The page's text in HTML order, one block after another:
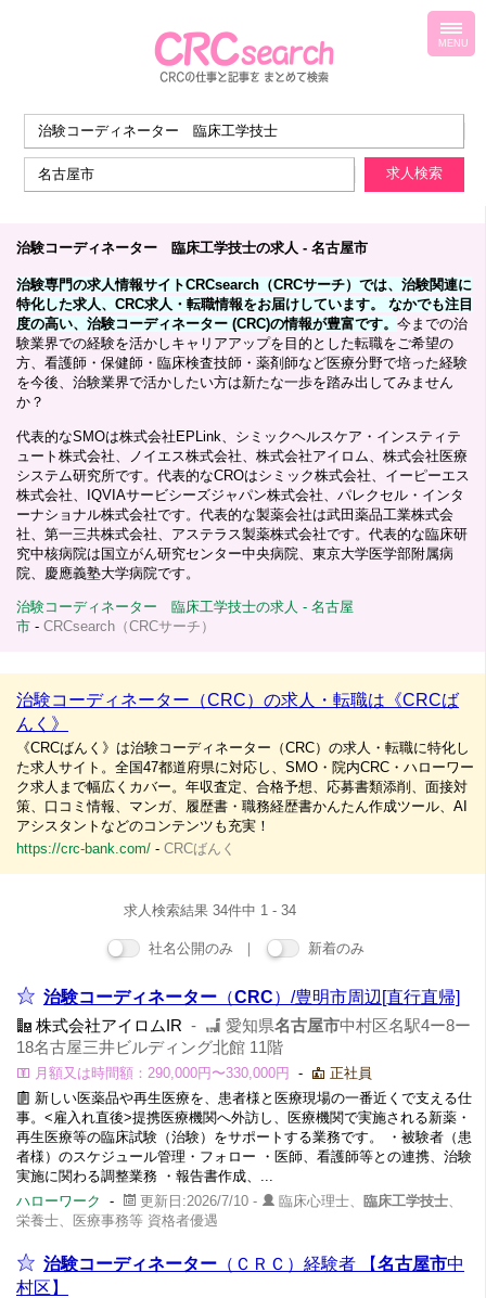
治験コーディネーター 臨床工学技士の求人 - 名古屋市
治験専門の求人情報サイトCRCsearch（CRCサーチ）では、治験関連に
特化した求人、CRC求人・転職情報をお届けしています。 なかでも注目
度の高い、治験コーディネーター (CRC)の情報が豊富です。 今までの治
験業界での経験を活かしキャリアアップを目的とした転職をご希望の
方、看護師・保健師・臨床検査技師・薬剤師など医療分野で培った経験
を今後、治験業界で活かしたい方は新たな一歩を踏み出してみません
か？
代表的なSMOは株式会社EPLink、シミックヘルスケア・インスティテ
ュート株式会社、ノイエス株式会社、株式会社アイロム、株式会社医療
システム研究所です。代表的なCROはシミック株式会社、イーピーエス
株式会社、IQVIAサービシーズジャパン株式会社、パレクセル・インタ
ーナショナル株式会社です。代表的な製薬会社は武田薬品工業株式会
社、第一三共株式会社、アステラス製薬株式会社です。代表的な臨床研
究中核病院は国立がん研究センター中央病院、東京大学医学部附属病
院、慶應義塾大学病院です。
治験コーディネーター 臨床工学技士の求人 - 名古屋
市 - CRCsearch（CRCサーチ）
治験コーディネーター（CRC）の求人・転職は《CRCば
んく》
《CRCばんく》は治験コーディネーター（CRC）の求人・転職に特化し
た求人サイト。全国47都道府県に対応し、SMO・院内CRC・ハローワー
ク求人まで幅広くカバー。年収査定、合格予想、応募書類添削、面接対
策、口コミ情報、マンガ、履歴書・職務経歴書かんたん作成ツール、AI
アシスタントなどのコンテンツも充実！
https://crc-bank.com/ - CRCばんく
求人検索結果 34件中 1 - 34
社名公開のみ ｜ 新着のみ
治験コーディネーター （CRC）/豊明市周辺[直行直帰]
株式会社アイロムIR - 愛知県名古屋市中村区名駅4ー8ー
18名古屋三井ビルディング北館 11階
月額又は時間額：290,000円〜330,000円 -
正社員
新しい医薬品や再生医療を、患者様と医療現場の一番近くで支える仕
事。<雇入れ直後>提携医療機関へ外訪し、医療機関で実施される新薬・
再生医療等の臨床試験（治験）をサポートする業務です。 ・被験者（患
者様）のスケジュール管理・フォロー ・医師、看護師等との連携、治験
実施に関わる調整業務 ・報告書作成、...
ハローワーク
- 更新日:2026/7/10 - 臨床心理士、 臨床工学技士
栄養士、医療事務等 資格者優遇
治験コーディネーター （ＣＲＣ）経験者 【名古屋市中
村区】
MENU